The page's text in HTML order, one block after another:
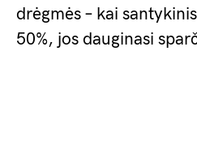
drėgmės – kai
50%, jos dauginasi